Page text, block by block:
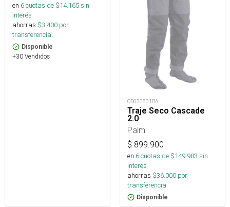
en 6cuotas de $14.165sin
interés
ahorras $3.400 por
transferencia.
Disponible
+30 Vendidos
OD030801BA
Traje Seco Cascade
2.0
Palm
$ 899.900
en 6cuotas de $149.983 sin
interés
ahorras $36.000 por
transferencia.
Disponible